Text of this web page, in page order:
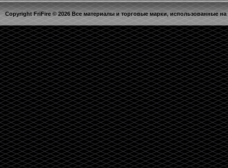
Copyright FriFire © 2026 Все материалы и торговые марки, использованные